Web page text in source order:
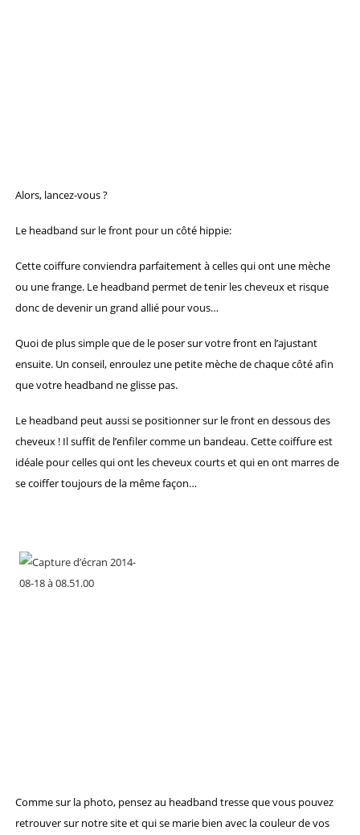
Alors, lancez-vous ?
Le headband sur le front pour un côté hippie:
Cette coiffure conviendra parfaitement à celles qui ont une mèche
ou une frange. Le headband permet de tenir les cheveux et risque
donc de devenir un grand allié pour vous…
Quoi de plus simple que de le poser sur votre front en l’ajustant
ensuite. Un conseil, enroulez une petite mèche de chaque côté afin
que votre headband ne glisse pas.
Le headband peut aussi se positionner sur le front en dessous des
cheveux ! Il suffit de l’enfiler comme un bandeau. Cette coiffure est
idéale pour celles qui ont les cheveux courts et qui en ont marres de
se coiffer toujours de la même façon…
Comme sur la photo, pensez au headband tresse que vous pouvez
retrouver sur notre site et qui se marie bien avec la couleur de vos